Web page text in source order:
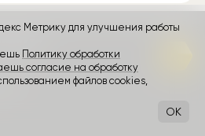
Метрику для улучшения работы
Политику обработки
согласие на обработку
файлов cookies,
OK